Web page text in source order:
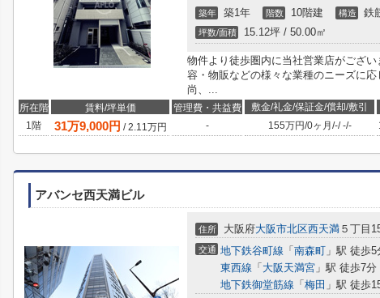
築年 築1年 階数 10階建 構造 鉄
坪数/面積 15.12坪 / 50.00㎡
物件より徒歩圏内に当社営業店がござ
容・物販などの様々な業種のニーズに応
尚、...
所在階 賃料/坪単価 管理費・共益費 敷金/礼金/保証金/償却/敷引
1階
31万9,000円 /2.11万円 - 155万円/0ヶ月 /-/-/-
アバンセ西天満ビル
住所 大阪府大阪市北区西天満 ５丁目
交通 地下鉄谷町線 「 南森町 」駅 徒歩5
東西線 「 大阪天満宮 」駅 徒歩7分
地下鉄御堂筋線 「 梅田 」駅 徒歩